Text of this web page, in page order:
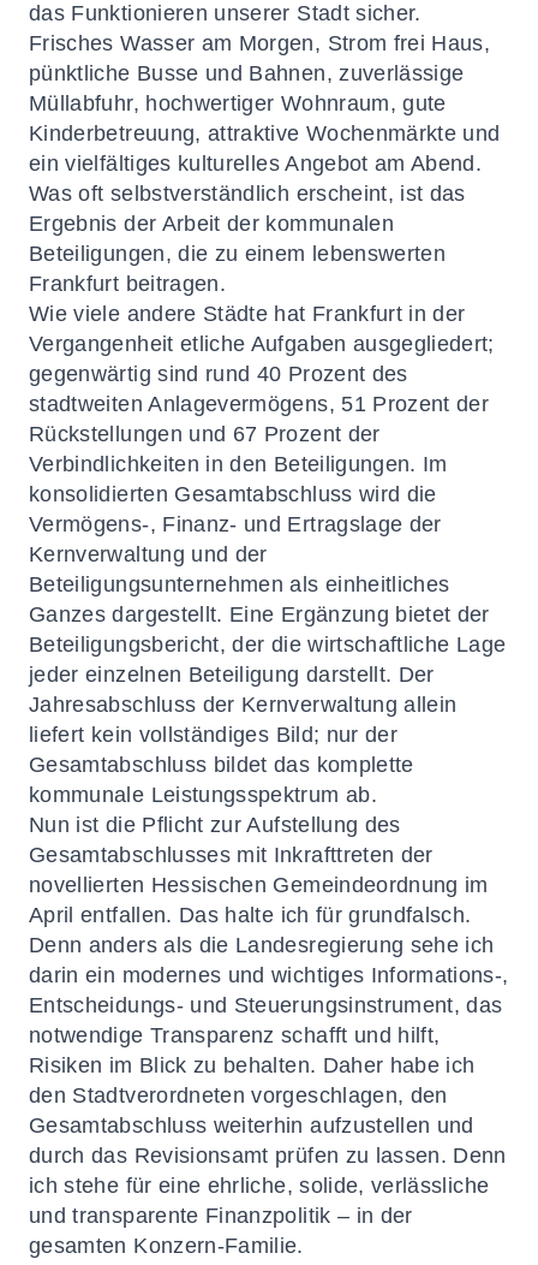
das Funktionieren unserer Stadt sicher.
Frisches Wasser am Morgen, Strom frei Haus,
pünktliche Busse und Bahnen, zuverlässige
Müllabfuhr, hochwertiger Wohnraum, gute
Kinderbetreuung, attraktive Wochenmärkte und
ein vielfältiges kulturelles Angebot am Abend.
Was oft selbstverständlich erscheint, ist das
Ergebnis der Arbeit der kommunalen
Beteiligungen, die zu einem lebenswerten
Frankfurt beitragen.
Wie viele andere Städte hat Frankfurt in der
Vergangenheit etliche Aufgaben ausgegliedert;
gegenwärtig sind rund 40 Prozent des
stadtweiten Anlagevermögens, 51 Prozent der
Rückstellungen und 67 Prozent der
Verbindlichkeiten in den Beteiligungen. Im
konsolidierten Gesamtabschluss wird die
Vermögens-, Finanz- und Ertragslage der
Kernverwaltung und der
Beteiligungsunternehmen als einheitliches
Ganzes dargestellt. Eine Ergänzung bietet der
Beteiligungsbericht, der die wirtschaftliche Lage
jeder einzelnen Beteiligung darstellt. Der
Jahresabschluss der Kernverwaltung allein
liefert kein vollständiges Bild; nur der
Gesamtabschluss bildet das komplette
kommunale Leistungsspektrum ab.
Nun ist die Pflicht zur Aufstellung des
Gesamtabschlusses mit Inkrafttreten der
novellierten Hessischen Gemeindeordnung im
April entfallen. Das halte ich für grundfalsch.
Denn anders als die Landesregierung sehe ich
darin ein modernes und wichtiges Informations-,
Entscheidungs- und Steuerungsinstrument, das
notwendige Transparenz schafft und hilft,
Risiken im Blick zu behalten. Daher habe ich
den Stadtverordneten vorgeschlagen, den
Gesamtabschluss weiterhin aufzustellen und
durch das Revisionsamt prüfen zu lassen. Denn
ich stehe für eine ehrliche, solide, verlässliche
und transparente Finanzpolitik – in der
gesamten Konzern-Familie.